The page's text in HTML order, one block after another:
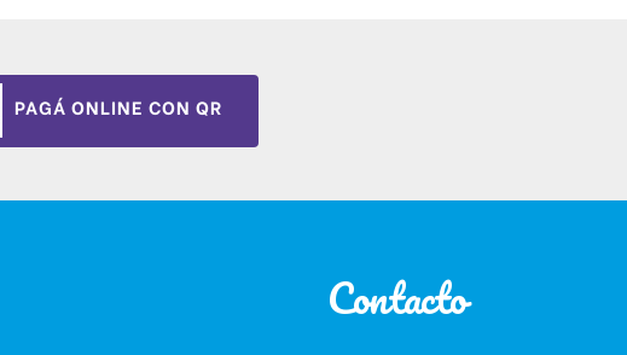
PAGÁ ONLINE CON QR
Contacto